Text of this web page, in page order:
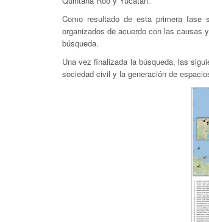
Como resultado de esta primera
organizados de acuerdo con las causas
búsqueda.
Una vez finalizada la búsqueda, las
sociedad civil y la generación de